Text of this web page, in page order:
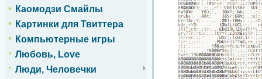
Каомодзи Смайлы
Картинки для Твиттера
Компьютерные игры
Любовь, Love
Люди, Человечки